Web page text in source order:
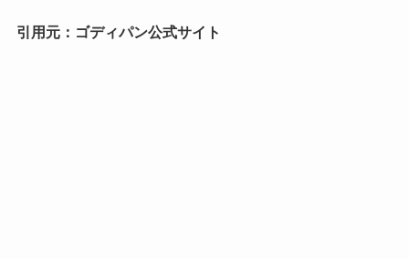
引用元：ゴディパン公式サイト